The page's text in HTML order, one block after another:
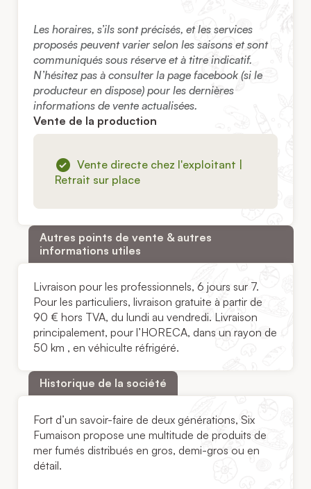
Les horaires, s’ils sont précisés, et les services
proposés peuvent varier selon les saisons et sont
communiqués sous réserve et à titre indicatif.
N’hésitez pas à consulter la page facebook (si le
producteur en dispose) pour les dernières
informations de vente actualisées.
Vente de la production
Vente directe chez l'exploitant |
Retrait sur place
Autres points de vente & autres
informations utiles
Livraison pour les professionnels, 6 jours sur 7.
Pour les particuliers, livraison gratuite à partir de
90 € hors TVA, du lundi au vendredi. Livraison
principalement, pour l’HORECA, dans un rayon de
50 km , en véhiculte réfrigéré.
Historique de la société
Fort d’un savoir-faire de deux générations, Six
Fumaison propose une multitude de produits de
mer fumés distribués en gros, demi-gros ou en
détail.